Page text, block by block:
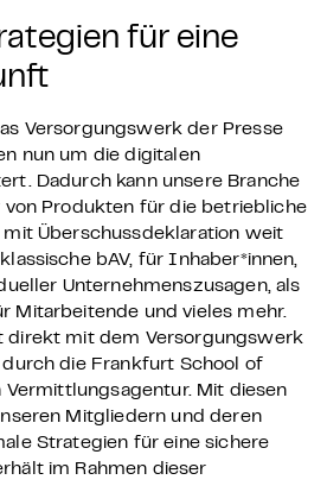
für eine
Versorgungswerk der Presse
nun um die digitalen
Dadurch kann unsere Branche
von Produkten für die betriebliche
mit Überschussdeklaration weit
bAV, für Inhaber*innen,
Unternehmenszusagen, als
Mitarbeitende und vieles mehr.
direkt mit dem Versorgungswerk
die Frankfurt School of
Mit diesen
Mitgliedern und deren
Strategien für eine sichere
im Rahmen dieser